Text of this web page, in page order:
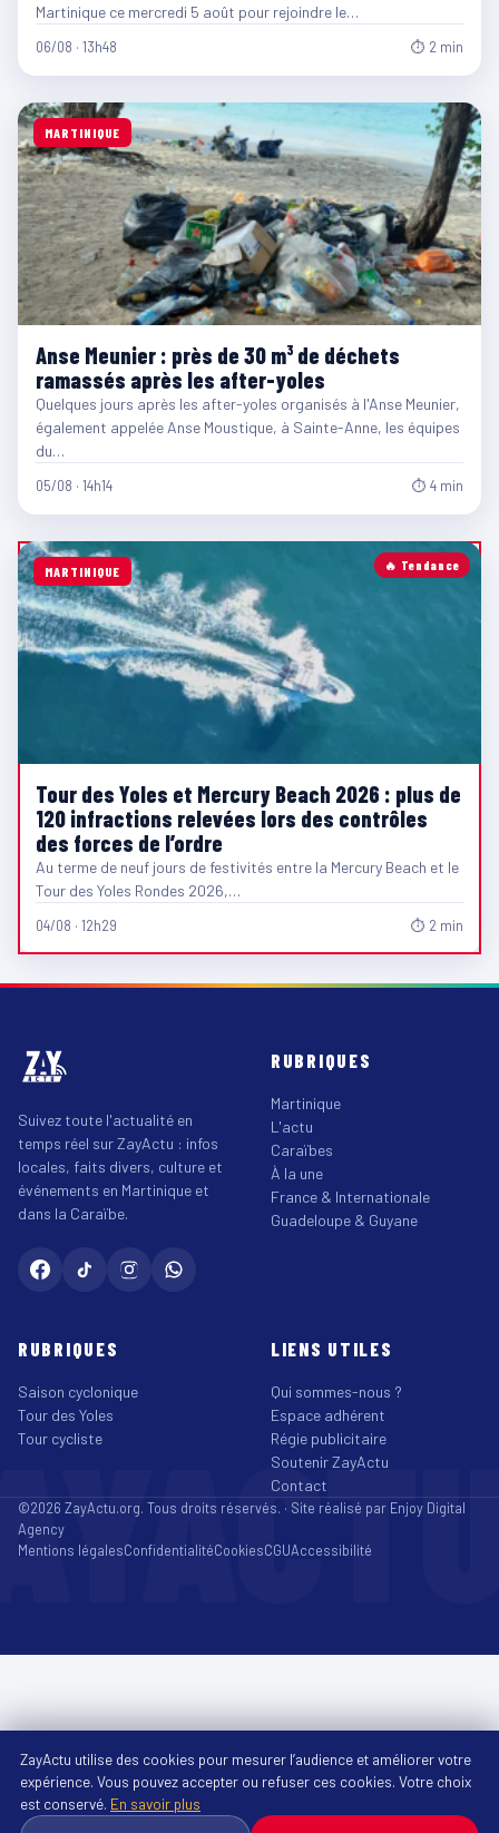
Martinique ce mercredi 5 août pour rejoindre le…
06/08 · 13h48 ⏱ 2 min
MARTINIQUE
Anse Meunier : près de 30 m³ de déchets
ramassés après les after-yoles
Quelques jours après les after-yoles organisés à l'Anse Meunier,
également appelée Anse Moustique, à Sainte-Anne, les équipes
du…
05/08 · 14h14 ⏱ 4 min
🔥 Tendance
MARTINIQUE
Tour des Yoles et Mercury Beach 2026 : plus de
120 infractions relevées lors des contrôles
des forces de l’ordre
Au terme de neuf jours de festivités entre la Mercury Beach et le
Tour des Yoles Rondes 2026,…
04/08 · 12h29 ⏱ 2 min
Suivez toute l'actualité en
temps réel sur ZayActu : infos
locales, faits divers, culture et
événements en Martinique et
dans la Caraïbe.
RUBRIQUES
Martinique
L'actu
Caraïbes
À la une
France & Internationale
Guadeloupe & Guyane
RUBRIQUES
Saison cyclonique
Tour des Yoles
Tour cycliste
LIENS UTILES
Qui sommes-nous ?
Espace adhérent
Régie publicitaire
Soutenir ZayActu
Contact
©2026 ZayActu.org. Tous droits réservés. · Site réalisé par Enjoy Digital
Agency
Mentions légalesConfidentialitéCookiesCGUAccessibilité
ZayActu utilise des cookies pour mesurer l’audience et améliorer votre
expérience. Vous pouvez accepter ou refuser ces cookies. Votre choix
est conservé. En savoir plus